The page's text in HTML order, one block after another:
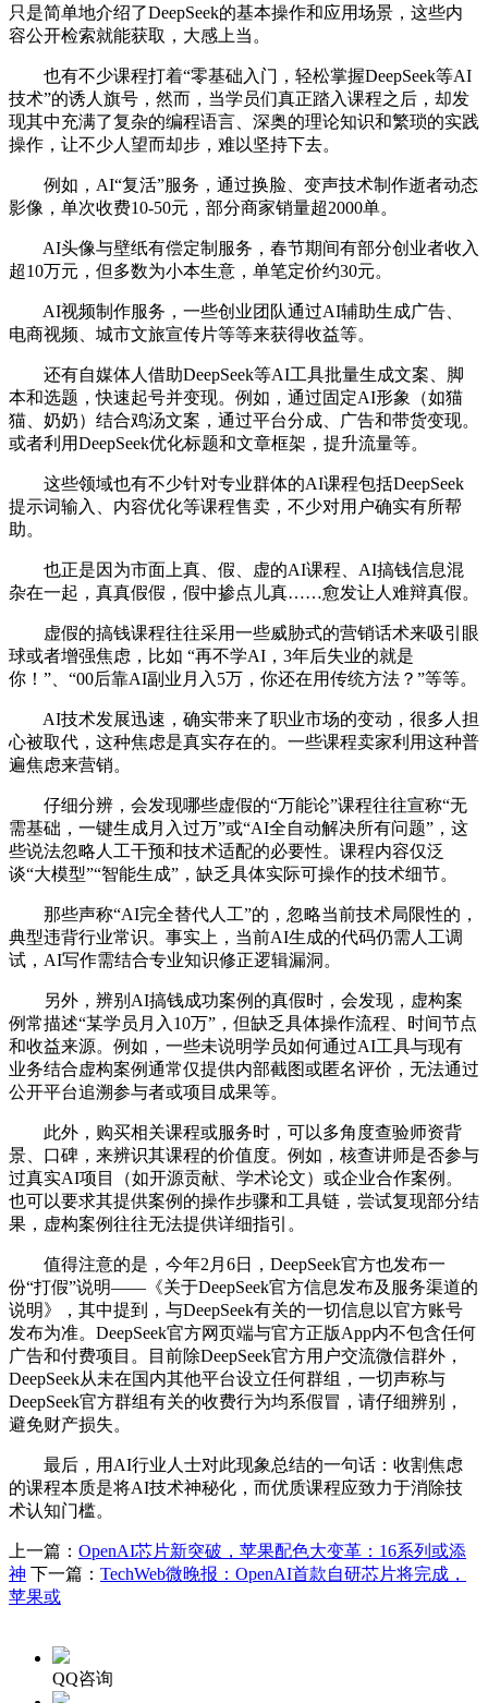
只是简单地介绍了DeepSeek的基本操作和应用场景，这些内
容公开检索就能获取，大感上当。
也有不少课程打着“零基础入门，轻松掌握DeepSeek等AI
技术”的诱人旗号，然而，当学员们真正踏入课程之后，却发
现其中充满了复杂的编程语言、深奥的理论知识和繁琐的实践
操作，让不少人望而却步，难以坚持下去。
例如，AI“复活”服务，通过换脸、变声技术制作逝者动态
影像，单次收费10-50元，部分商家销量超2000单。
AI头像与壁纸有偿定制服务，春节期间有部分创业者收入
超10万元，但多数为小本生意，单笔定价约30元。
AI视频制作服务，一些创业团队通过AI辅助生成广告、
电商视频、城市文旅宣传片等等来获得收益等。
还有自媒体人借助DeepSeek等AI工具批量生成文案、脚
本和选题，快速起号并变现。例如，通过固定AI形象（如猫
猫、奶奶）结合鸡汤文案，通过平台分成、广告和带货变现。
或者利用DeepSeek优化标题和文章框架，提升流量等。
这些领域也有不少针对专业群体的AI课程包括DeepSeek
提示词输入、内容优化等课程售卖，不少对用户确实有所帮
助。
也正是因为市面上真、假、虚的AI课程、AI搞钱信息混
杂在一起，真真假假，假中掺点儿真……愈发让人难辩真假。
虚假的搞钱课程往往采用一些威胁式的营销话术来吸引眼
球或者增强焦虑，比如 “再不学AI，3年后失业的就是
你！”、“00后靠AI副业月入5万，你还在用传统方法？”等等。
AI技术发展迅速，确实带来了职业市场的变动，很多人担
心被取代，这种焦虑是真实存在的。一些课程卖家利用这种普
遍焦虑来营销。
仔细分辨，会发现哪些虚假的“万能论”课程往往宣称“无
需基础，一键生成月入过万”或“AI全自动解决所有问题”，这
些说法忽略人工干预和技术适配的必要性。课程内容仅泛
谈“大模型”“智能生成”，缺乏具体实际可操作的技术细节。
那些声称“AI完全替代人工”的，忽略当前技术局限性的，
典型违背行业常识。事实上，当前AI生成的代码仍需人工调
试，AI写作需结合专业知识修正逻辑漏洞。
另外，辨别AI搞钱成功案例的真假时，会发现，虚构案
例常描述“某学员月入10万”，但缺乏具体操作流程、时间节点
和收益来源。例如，一些未说明学员如何通过AI工具与现有
业务结合虚构案例通常仅提供内部截图或匿名评价，无法通过
公开平台追溯参与者或项目成果等。
此外，购买相关课程或服务时，可以多角度查验师资背
景、口碑，来辨识其课程的价值度。例如，核查讲师是否参与
过真实AI项目（如开源贡献、学术论文）或企业合作案例。
也可以要求其提供案例的操作步骤和工具链，尝试复现部分结
果，虚构案例往往无法提供详细指引。
值得注意的是，今年2月6日，DeepSeek官方也发布一
份“打假”说明——《关于DeepSeek官方信息发布及服务渠道的
说明》，其中提到，与DeepSeek有关的一切信息以官方账号
发布为准。DeepSeek官方网页端与官方正版App内不包含任何
广告和付费项目。目前除DeepSeek官方用户交流微信群外，
DeepSeek从未在国内其他平台设立任何群组，一切声称与
DeepSeek官方群组有关的收费行为均系假冒，请仔细辨别，
避免财产损失。
最后，用AI行业人士对此现象总结的一句话：收割焦虑
的课程本质是将AI技术神秘化，而优质课程应致力于消除技
术认知门槛。
上一篇： OpenAI芯片新突破，苹果配色大变革：16系列或添
神 下一篇： TechWeb微晚报：OpenAI首款自研芯片将完成，
苹果或
QQ咨询